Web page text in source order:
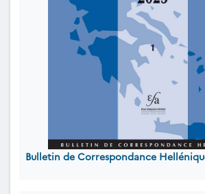
Bulletin de Correspondance